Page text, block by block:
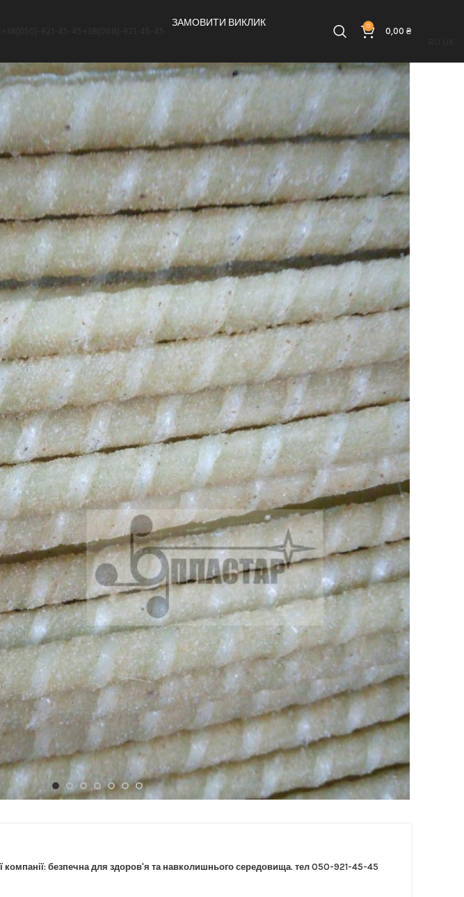
ЗАМОВИТИ ВИКЛИК 0 0,00₴
безпечна для здоров'я та навколишнього середовища. тел 050-921-45-45